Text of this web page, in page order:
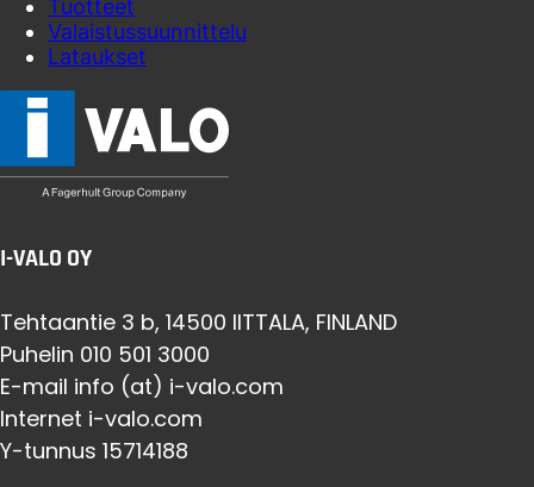
Tuotteet
Valaistussuunnittelu
Lataukset
I-VALO OY
Tehtaantie 3 b, 14500 IITTALA, FINLAND
Puhelin 010 501 3000
E-mail info (at) i-valo.com
Internet i-valo.com
Y-tunnus 15714188